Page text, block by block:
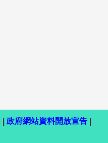
政府網站資料開放宣告